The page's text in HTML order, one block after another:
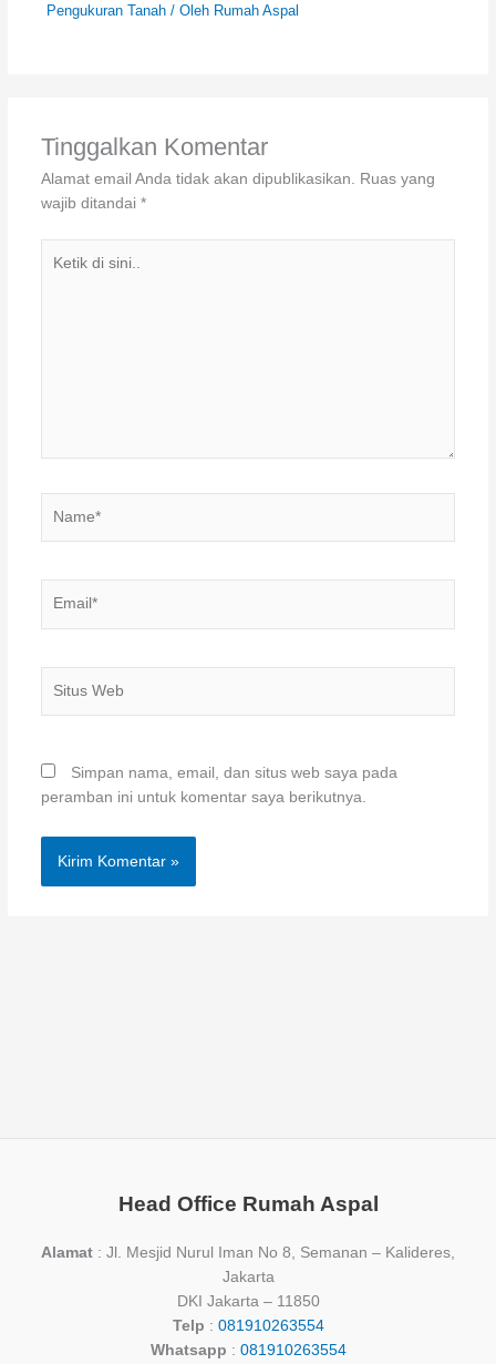
Pengukuran Tanah/ Oleh Rumah Aspal
Tinggalkan Komentar
Alamat email Anda tidak akan dipublikasikan. Ruas yang
wajib ditandai *
Web
Simpan nama, email, dan situs web saya pada
peramban ini untuk komentar saya berikutnya.
Head Office Rumah Aspal
Alamat : Jl. Mesjid Nurul Iman No 8, Semanan – Kalideres,
Jakarta
DKI Jakarta – 11850
Telp : 081910263554
Whatsapp : 081910263554